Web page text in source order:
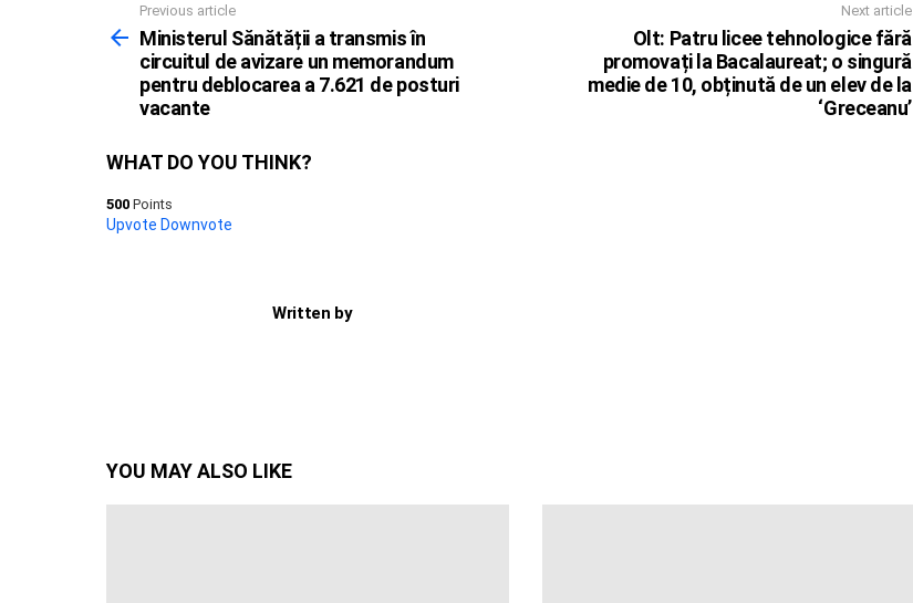
more
Previous article
Ministerul Sănătății a transmis în
circuitul de avizare un memorandum
pentru deblocarea a 7.621 de posturi
vacante
Next article
Olt: Patru licee tehnologice fără
promovați la Bacalaureat; o singură
medie de 10, obținută de un elev de la
‘Greceanu’
WHAT DO YOU THINK?
500 Points
Upvote Downvote
Written by
YOU MAY ALSO LIKE